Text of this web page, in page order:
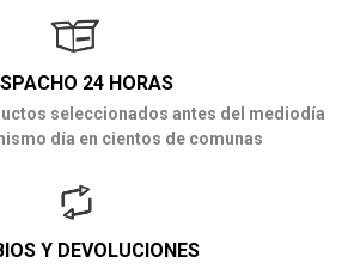
24 HORAS
seleccionados antes del mediodía
día en cientos de comunas
Y DEVOLUCIONES